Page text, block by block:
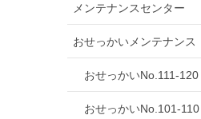
メンテナンスセンター
おせっかいメンテナンス
おせっかいNo.111-120
おせっかいNo.101-110